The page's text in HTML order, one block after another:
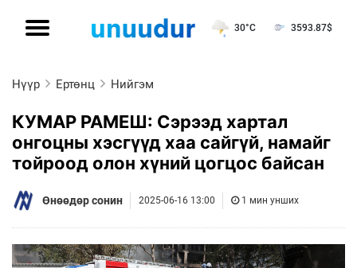
30°C 3593.87$
Нүүр Ертөнц Нийгэм
КУМАР РАМЕШ: Сэрээд хартал
онгоцны хэсгүүд хаа сайгүй, намайг
тойроод олон хүний цогцос байсан
Өнөөдөр сонин 2025-06-16 13:00 1 мин унших